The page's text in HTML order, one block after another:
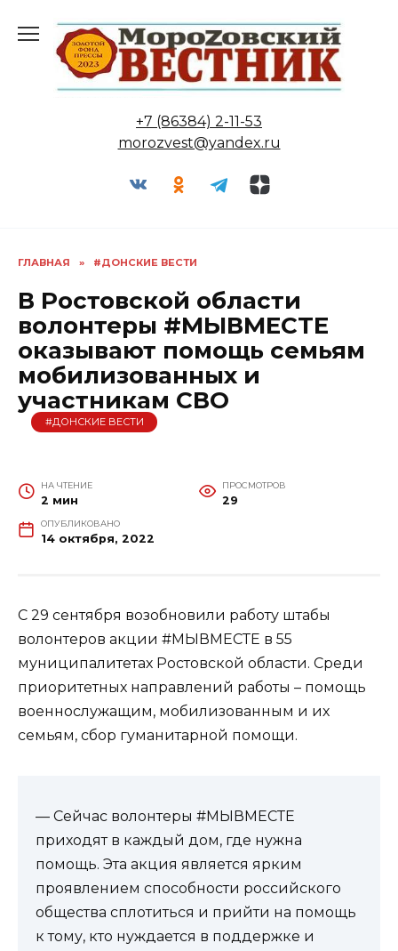
содержанию
+7 (86384) 2-11-53
morozvest@yandex.ru
ГЛАВНАЯ » #ДОНСКИЕ ВЕСТИ
В Ростовской области
волонтеры #МЫВМЕСТЕ
оказывают помощь семьям
мобилизованных и
участникам СВО
#ДОНСКИЕ ВЕСТИ
НА ЧТЕНИЕ
2 мин
ПРОСМОТРОВ
29
ОПУБЛИКОВАНО
14 октября, 2022
С 29 сентября возобновили работу штабы
волонтеров акции #МЫВМЕСТЕ в 55
муниципалитетах Ростовской области. Среди
приоритетных направлений работы – помощь
военнослужащим, мобилизованным и их
семьям, сбор гуманитарной помощи.
— Сейчас волонтеры #МЫВМЕСТЕ
приходят в каждый дом, где нужна
помощь. Эта акция является ярким
проявлением способности российского
общества сплотиться и прийти на помощь
к тому, кто нуждается в поддержке и